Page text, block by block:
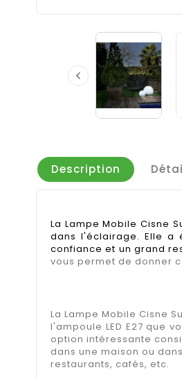

Description
La Lampe Mobile Cisne
dans l'éclairage. Elle a
confiance et un grand
vous permet de donner
La Lampe Mobile Cisne
l'ampoule LED E27 que
option intéressante
dans une maison ou
restaurants, cafés, etc.